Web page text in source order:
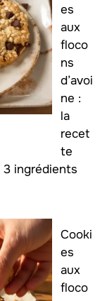
es
aux
floco
ns
d’avoi
ne :
la
recet
te
ingrédients
Cooki
es
aux
floco